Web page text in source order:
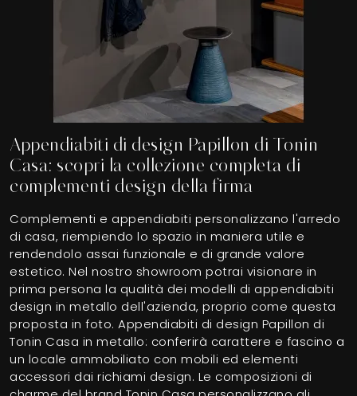
Appendiabiti di design Papillon di Tonin
Casa: scopri la collezione completa di
complementi design della firma
Complementi e appendiabiti personalizzano l'arredo
di casa, riempiendo lo spazio in maniera utile e
rendendolo assai funzionale e di grande valore
estetico. Nel nostro showroom potrai visionare in
prima persona la qualità dei modelli di appendiabiti
design in metallo dell'azienda, proprio come questa
proposta in foto. Appendiabiti di design Papillon di
Tonin Casa in metallo: conferirà carattere e fascino a
un locale ammobiliato con mobili ed elementi
accessori dai richiami design. Le composizioni di